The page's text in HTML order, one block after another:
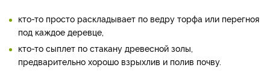
кто-то просто раскладывает по ведру торфа или перегноя
под каждое деревце,
кто-то сыплет по стакану древесной золы,
предварительно хорошо взрыхлив и полив почву.